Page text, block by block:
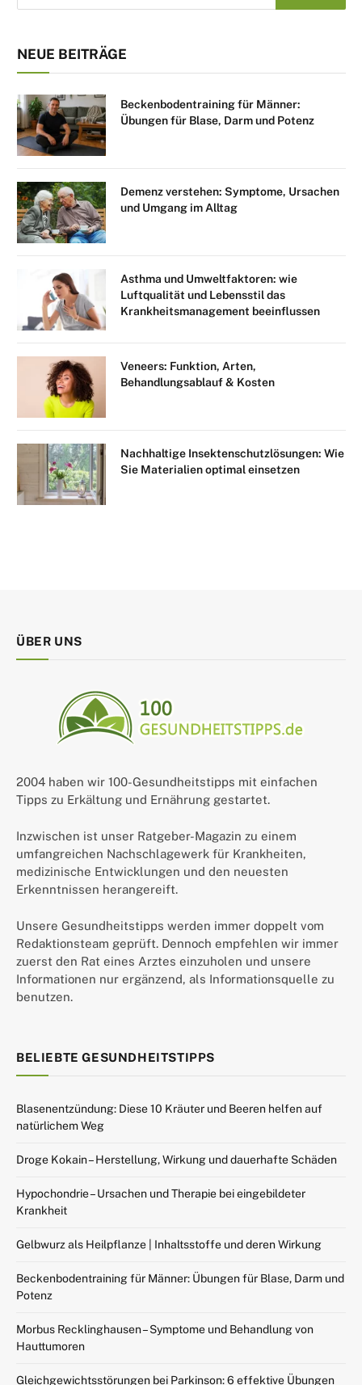
NEUE BEITRÄGE
Beckenbodentraining für Männer:
Übungen für Blase, Darm und Potenz
Demenz verstehen: Symptome, Ursachen
und Umgang im Alltag
Asthma und Umweltfaktoren: wie
Luftqualität und Lebensstil das
Krankheitsmanagement beeinflussen
Veneers: Funktion, Arten,
Behandlungsablauf & Kosten
Nachhaltige Insektenschutzlösungen: Wie
Sie Materialien optimal einsetzen
ÜBER UNS
2004 haben wir 100-Gesundheitstipps mit einfachen
Tipps zu Erkältung und Ernährung gestartet.
Inzwischen ist unser Ratgeber-Magazin zu einem
umfangreichen Nachschlagewerk für Krankheiten,
medizinische Entwicklungen und den neuesten
Erkenntnissen herangereift.
Unsere Gesundheitstipps werden immer doppelt vom
Redaktionsteam geprüft. Dennoch empfehlen wir immer
zuerst den Rat eines Arztes einzuholen und unsere
Informationen nur ergänzend, als Informationsquelle zu
benutzen.
BELIEBTE GESUNDHEITSTIPPS
Blasenentzündung: Diese 10 Kräuter und Beeren helfen auf
natürlichem Weg
Droge Kokain – Herstellung, Wirkung und dauerhafte Schäden
Hypochondrie – Ursachen und Therapie bei eingebildeter
Krankheit
Gelbwurz als Heilpflanze | Inhaltsstoffe und deren Wirkung
Beckenbodentraining für Männer: Übungen für Blase, Darm und
Potenz
Morbus Recklinghausen – Symptome und Behandlung von
Hauttumoren
Gleichgewichtsstörungen bei Parkinson: 6 effektive Übungen